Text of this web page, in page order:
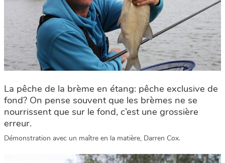
La pêche de la brème en étang: pêche exclusive de
fond? On pense souvent que les brèmes ne se
nourrissent que sur le fond, c’est une grossière
erreur.
Démonstration avec un maître en la matière, Darren Cox.